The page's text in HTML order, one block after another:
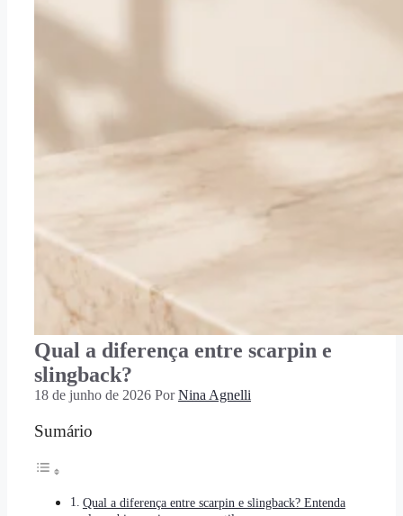
Qual a diferença entre scarpin e
slingback?
18 de junho de 2026 PorNina Agnelli
Sumário
Qual a diferença entre scarpin e slingback? Entenda